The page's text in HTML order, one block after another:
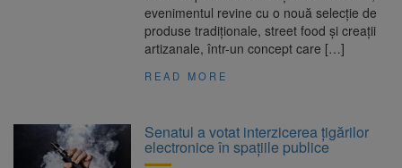
evenimentul revine cu o nouă selecție de
produse tradiționale, street food și creații
artizanale, într-un concept care […]
READ MORE
Senatul a votat interzicerea țigărilor
electronice în spațiile publice